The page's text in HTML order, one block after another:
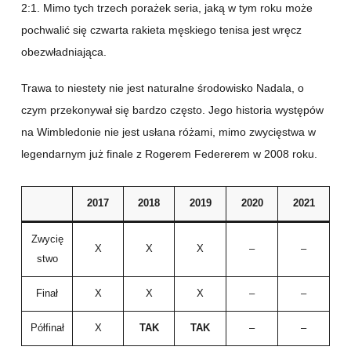
2:1. Mimo tych trzech porażek seria, jaką w tym roku może
pochwalić się czwarta rakieta męskiego tenisa jest wręcz
obezwładniająca.
Trawa to niestety nie jest naturalne środowisko Nadala, o
czym przekonywał się bardzo często. Jego historia występów
na Wimbledonie nie jest usłana różami, mimo zwycięstwa w
legendarnym już finale z Rogerem Federerem w 2008 roku.
2017 2018 2019 2020 2021
Zwycię
stwo
X X X – –
Finał X X X – –
Półfinał X TAK TAK – –